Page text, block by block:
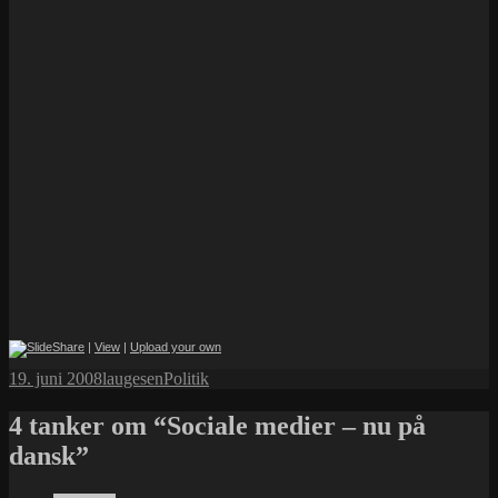
View Upload your own
Udgivet
19. juni 2008Forfatter
laugesenKategorier
Politik
4 tanker om “Sociale medier – nu på
dansk”